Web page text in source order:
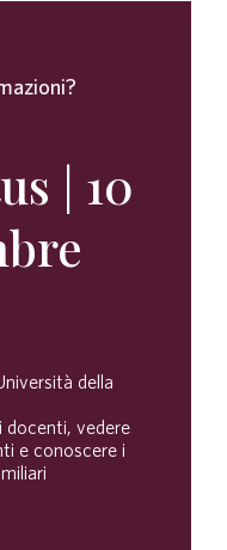
| 10
della
docenti, vedere
e conoscere i